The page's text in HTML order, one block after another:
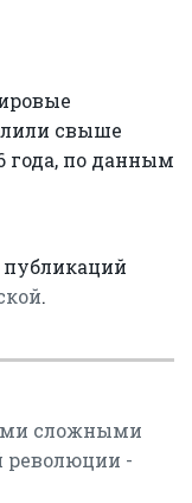
свыше
года, по данным
.
сложными
революции -